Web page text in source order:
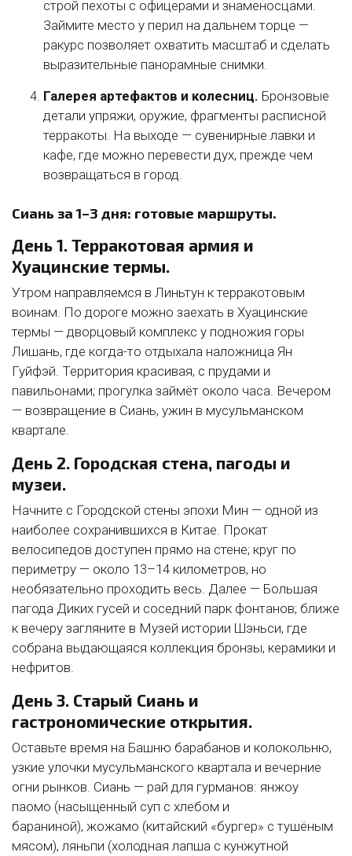
строй пехоты с офицерами и знаменосцами.
Займите место у перил на дальнем торце —
ракурс позволяет охватить масштаб и сделать
выразительные панорамные снимки.
Галерея артефактов и колесниц. Бронзовые
детали упряжи, оружие, фрагменты расписной
терракоты. На выходе — сувенирные лавки и
кафе, где можно перевести дух, прежде чем
возвращаться в город.
Сиань за 1–3 дня: готовые маршруты.
День 1. Терракотовая армия и
Хуацинские термы.
Утром направляемся в Линьтун к терракотовым
воинам. По дороге можно заехать в Хуацинские
термы — дворцовый комплекс у подножия горы
Лишань, где когда-то отдыхала наложница Ян
Гуйфэй. Территория красивая, с прудами и
павильонами; прогулка займёт около часа. Вечером
— возвращение в Сиань, ужин в мусульманском
квартале.
День 2. Городская стена, пагоды и
музеи.
Начните с Городской стены эпохи Мин — одной из
наиболее сохранившихся в Китае. Прокат
велосипедов доступен прямо на стене; круг по
периметру — около 13–14 километров, но
необязательно проходить весь. Далее — Большая
пагода Диких гусей и соседний парк фонтанов; ближе
к вечеру загляните в Музей истории Шэньси, где
собрана выдающаяся коллекция бронзы, керамики и
нефритов.
День 3. Старый Сиань и
гастрономические открытия.
Оставьте время на Башню барабанов и колокольню,
узкие улочки мусульманского квартала и вечерние
огни рынков. Сиань — рай для гурманов: янжоу
паомо (насыщенный суп с хлебом и
бараниной), жожамо (китайский «бургер» с тушёным
мясом), ляньпи (холодная лапша с кунжутной